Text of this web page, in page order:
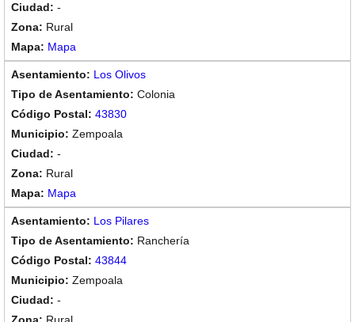
-
Rural
Mapa
Los Olivos
Colonia
43830
Zempoala
-
Rural
Mapa
Los Pilares
Ranchería
43844
Zempoala
-